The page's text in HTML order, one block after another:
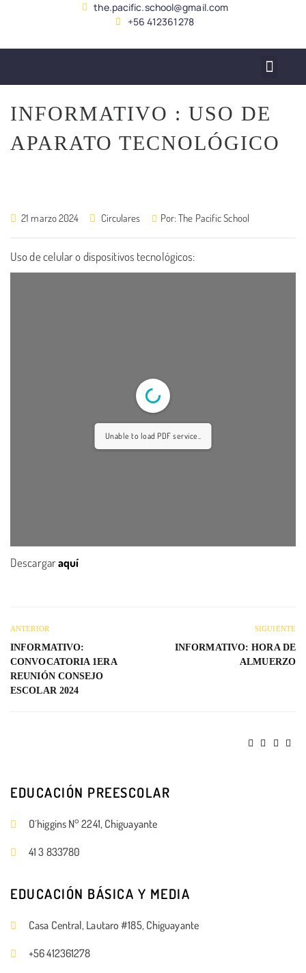
the.pacific.school@gmail.com
+56 412361278
INFORMATIVO : USO DE
APARATO TECNOLÓGICO
21 marzo 2024 Circulares Por:The Pacific School
Uso de celular o dispositivos tecnológicos:
Unable to load PDF service..
Descargaraquí
ANTERIOR
INFORMATIVO:
CONVOCATORIA 1ERA
REUNIÓN CONSEJO
ESCOLAR 2024
SIGUIENTE
INFORMATIVO: HORA DE
ALMUERZO
EDUCACIÓN PREESCOLAR
O´higgins N° 2241, Chiguayante
41 3 833780
EDUCACIÓN BÁSICA Y MEDIA
Casa Central, Lautaro #185, Chiguayante
+56 412361278